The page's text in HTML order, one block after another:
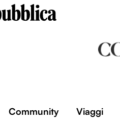
Community Viaggi